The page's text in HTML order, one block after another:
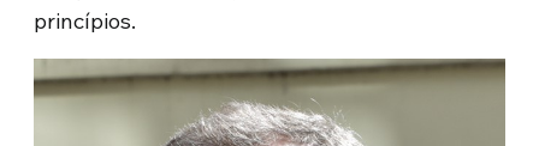
princípios.